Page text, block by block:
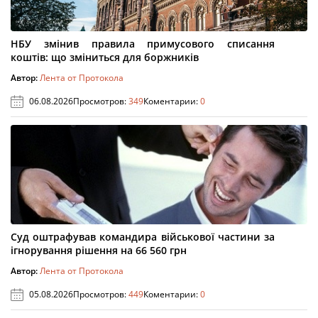
НБУ змінив правила примусового списання
коштів: що зміниться для боржників
Автор:Лента от Протокола
06.08.2026Просмотров:349Коментарии:0
Суд оштрафував командира військової частини за
ігнорування рішення на 66 560 грн
Автор:Лента от Протокола
05.08.2026Просмотров:449Коментарии:0